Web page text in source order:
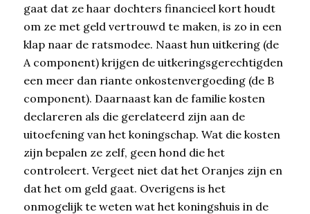
gaat dat ze haar dochters financieel kort houdt
om ze met geld vertrouwd te maken, is zo in een
klap naar de ratsmodee. Naast hun uitkering (de
A component) krijgen de uitkeringsgerechtigden
een meer dan riante onkostenvergoeding (de B
component). Daarnaast kan de familie kosten
declareren als die gerelateerd zijn aan de
uitoefening van het koningschap. Wat die kosten
zijn bepalen ze zelf, geen hond die het
controleert. Vergeet niet dat het Oranjes zijn en
dat het om geld gaat. Overigens is het
onmogelijk te weten wat het koningshuis in de